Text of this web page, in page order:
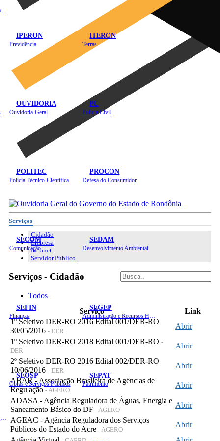
IPERON
Previdência
ITERON
Terras
OUVIDORIA
Ouvidoria-Geral
PC
Polícia Civil
POLITEC
Polícia Técnico-Científica
PROCON
Defesa do Consumidor
SECOM
Comunicação
SEDAM
Desenvolvimento Ambiental
SEFIN
Finanças
SEGEP
SEOSP
Obras e Serviços Públicos
SEPAT
Patrimônio
Serviços
Cidadão
Empresa
Intranet
Servidor Público
Serviços - Cidadão
Todos
Serviço
Link
1º Seletivo DER-RO 2016 Edital 001/DER-RO
30/05/2016 - DER
Abrir
1º Seletivo DER-RO 2018 Edital 001/DER-RO -
DER
Abrir
2º Seletivo DER-RO 2016 Edital 002/DER-RO
10/06/2016 - DER
Abrir
ABAR - Associação Brasileira de Agências de
Regulação- AGERO
Abrir
ADASA - Agência Reguladora de Águas, Energia e
Saneamento Básico do DF - AGERO
Abrir
AGEAC - Agência Reguladora dos Serviços
Públicos do Estado do Acre - AGERO
Abrir